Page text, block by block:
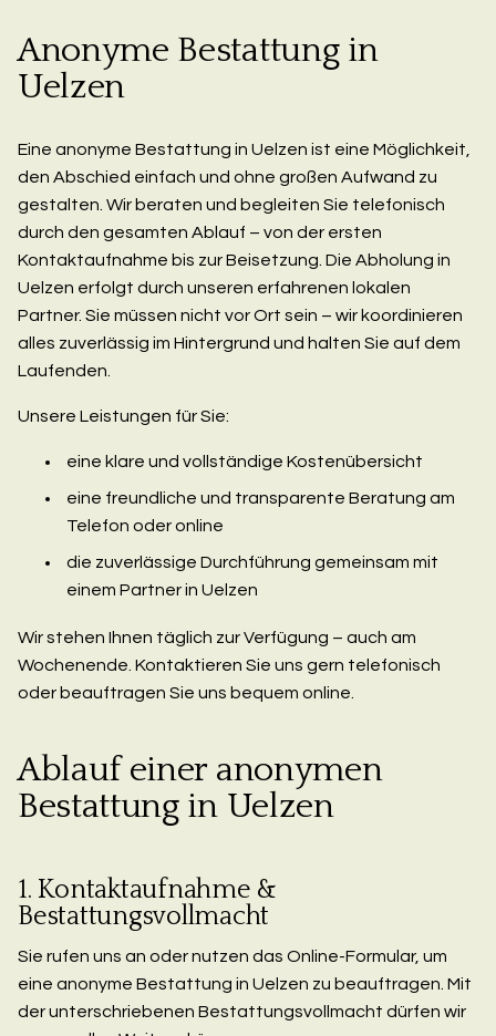
Anonyme Bestattung in
Uelzen
Eine anonyme Bestattung in Uelzen ist eine Möglichkeit,
den Abschied einfach und ohne großen Aufwand zu
gestalten. Wir beraten und begleiten Sie telefonisch
durch den gesamten Ablauf – von der ersten
Kontaktaufnahme bis zur Beisetzung. Die Abholung in
Uelzen erfolgt durch unseren erfahrenen lokalen
Partner. Sie müssen nicht vor Ort sein – wir koordinieren
alles zuverlässig im Hintergrund und halten Sie auf dem
Laufenden.
Unsere Leistungen für Sie:
eine klare und vollständige Kostenübersicht
eine freundliche und transparente Beratung am
Telefon oder online
die zuverlässige Durchführung gemeinsam mit
einem Partner in Uelzen
Wir stehen Ihnen täglich zur Verfügung – auch am
Wochenende. Kontaktieren Sie uns gern telefonisch
oder beauftragen Sie uns bequem online.
Ablauf einer anonymen
Bestattung in Uelzen
1. Kontaktaufnahme &
Bestattungsvollmacht
Sie rufen uns an oder nutzen das Online-Formular, um
eine anonyme Bestattung in Uelzen zu beauftragen. Mit
der unterschriebenen Bestattungsvollmacht dürfen wir